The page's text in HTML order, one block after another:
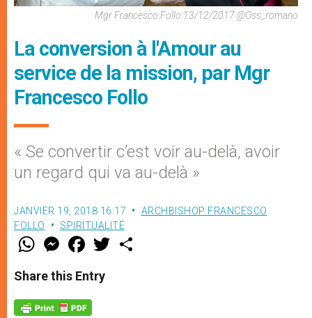
Mgr Francesco Follo 13/12/2017 @Oss_romano
La conversion à l'Amour au
service de la mission, par Mgr
Francesco Follo
« Se convertir c’est voir au-delà, avoir
un regard qui va au-delà »
JANVIER 19, 2018 16:17
ARCHBISHOP FRANCESCO
FOLLO
SPIRITUALITÉ
W
t
s
p
M
e
s
e
g
F
a
e
b
o
w
Share this Entry